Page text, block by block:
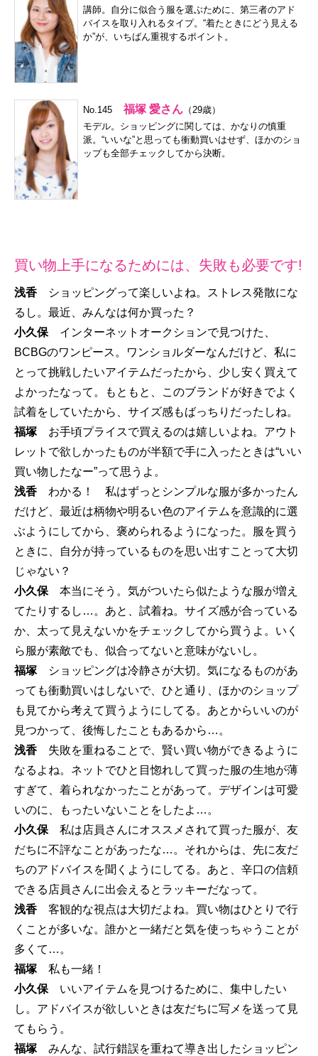
講師。自分に似合う服を選ぶために、第三者のアド
バイスを取り入れるタイプ。“着たときにどう見える
か”が、いちばん重視するポイント。
No.145 福塚 愛さん （29歳）
モデル。ショッピングに関しては、かなりの慎重
派。“いいな”と思っても衝動買いはせず、ほかのショ
ップも全部チェックしてから決断。
買い物上手になるためには、失敗も必要です!
浅香 ショッピングって楽しいよね。ストレス発散にな
るし。最近、みんなは何か買った？
小久保 インターネットオークションで見つけた、
BCBGのワンピース。ワンショルダーなんだけど、私に
とって挑戦したいアイテムだったから、少し安く買えて
よかったなって。もともと、このブランドが好きでよく
試着をしていたから、サイズ感もばっちりだったしね。
福塚お手頃プライスで買えるのは嬉しいよね。アウト
レットで欲しかったものが半額で手に入ったときは“いい
買い物したなー”って思うよ。
浅香 わかる！ 私はずっとシンプルな服が多かったん
だけど、最近は柄物や明るい色のアイテムを意識的に選
ぶようにしてから、褒められるようになった。服を買う
ときに、自分が持っているものを思い出すことって大切
じゃない？
小久保 本当にそう。気がついたら似たような服が増え
てたりするし…。あと、試着ね。サイズ感が合っている
か、太って見えないかをチェックしてから買うよ。いく
ら服が素敵でも、似合ってないと意味がないし。
福塚ショッピングは冷静さが大切。気になるものがあ
っても衝動買いはしないで、ひと通り、ほかのショップ
も見てから考えて買うようにしてる。あとからいいのが
見つかって、後悔したこともあるから…。
浅香 失敗を重ねることで、賢い買い物ができるように
なるよね。ネットでひと目惚れして買った服の生地が薄
すぎて、着られなかったことがあって。デザインは可愛
いのに、もったいないことをしたよ…。
小久保 私は店員さんにオススメされて買った服が、友
だちに不評なことがあったな…。それからは、先に友だ
ちのアドバイスを聞くようにしてる。あと、辛口の信頼
できる店員さんに出会えるとラッキーだなって。
浅香 客観的な視点は大切だよね。買い物はひとりで行
くことが多いな。誰かと一緒だと気を使っちゃうことが
多くて…。
福塚私も一緒！
小久保 いいアイテムを見つけるために、集中したい
し。アドバイスが欲しいときは友だちに写メを送って見
てもらう。
福塚みんな、試行錯誤を重ねて導き出したショッピン